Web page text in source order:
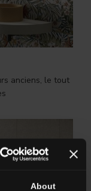
About
anciens, le tout